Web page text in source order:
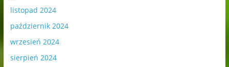
listopad 2024
październik 2024
wrzesień 2024
sierpień 2024